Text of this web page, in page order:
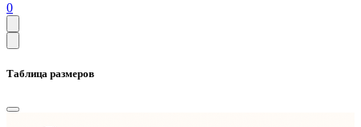
0
Таблица размеров